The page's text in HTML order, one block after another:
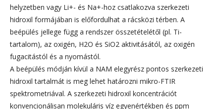
helyzetben vagy Li+- és Na+-hoz csatlakozva szerkezeti
hidroxil formájában is előfordulhat a rácsközi térben. A
beépülés jellege függ a rendszer összetételétől (pl. Ti-
tartalom), az oxigén, H2O és SiO2 aktivitásától, az oxigén
fugacitástól és a nyomástól.
A beépülés módján kívül a NAM elegyrész pontos szerkezeti
hidroxil tartalmát is meg lehet határozni mikro-FTIR
spektrometriával. A szerkezeti hidroxil koncentrációt
konvencionálisan molekuláris víz egyenértékben és ppm